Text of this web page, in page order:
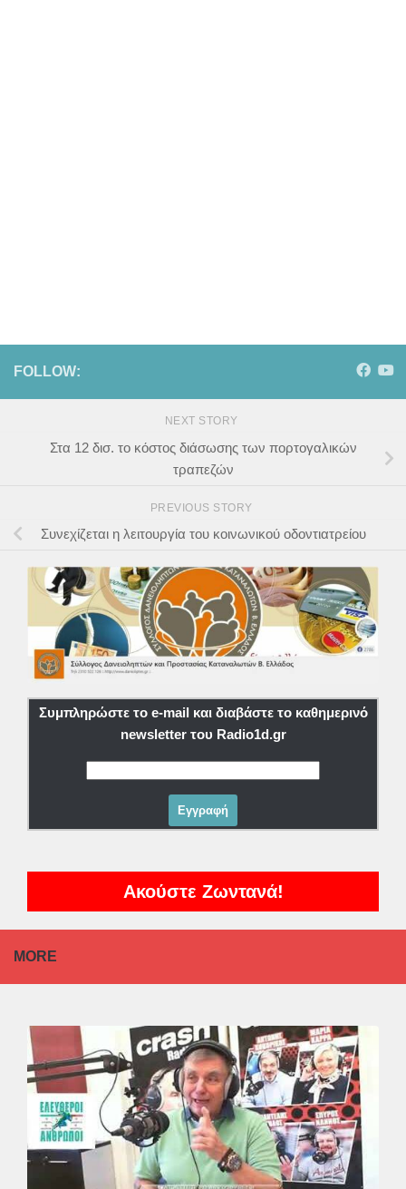
FOLLOW:
NEXT STORY
Στα 12 δισ. το κόστος διάσωσης των πορτογαλικών
τραπεζών
PREVIOUS STORY
Συνεχίζεται η λειτουργία του κοινωνικού οδοντιατρείου
Συμπληρώστε το e-mail και διαβάστε το καθημερινό
newsletter του Radio1d.gr
Ακούστε Ζωντανά!
MORE